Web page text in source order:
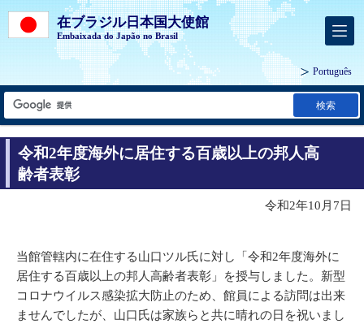
在ブラジル日本国大使館
Embaixada do Japão no Brasil
Português
検索
令和2年度海外に居住する百歳以上の邦人高
齢者表彰
令和2年10月7日
当館管轄内に在住する山口ツル氏に対し「令和2年度海外に
居住する百歳以上の邦人高齢者表彰」を授与しました。新型
コロナウイルス感染拡大防止のため、館員による訪問は出来
ませんでしたが、山口氏は家族らと共に晴れの日を祝いまし